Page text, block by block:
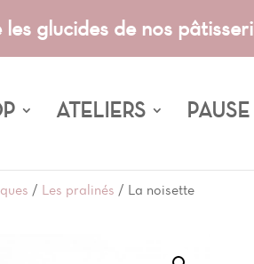
glucides de nos
ATELIERS
/ Les pralinés / La noisette